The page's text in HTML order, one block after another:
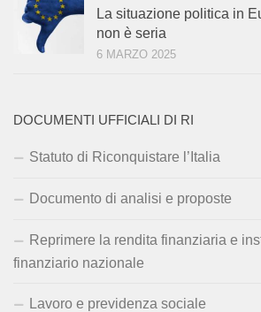
La situazione politica in
non è seria
6 MARZO 2025
DOCUMENTI UFFICIALI DI RI
Statuto di Riconquistare l’Italia
Documento di analisi e proposte
Reprimere la rendita finanziaria e
finanziario nazionale
Lavoro e previdenza sociale